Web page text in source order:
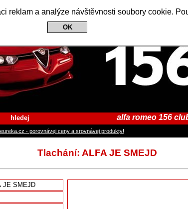
reklam a analýze návštěvnosti soubory cookie.
OK
Romeo 156 Club
hledej alfa romeo 156
- porovnávej ceny a srovnávej produkty!
Tlachání: ALFA JE SMEJD